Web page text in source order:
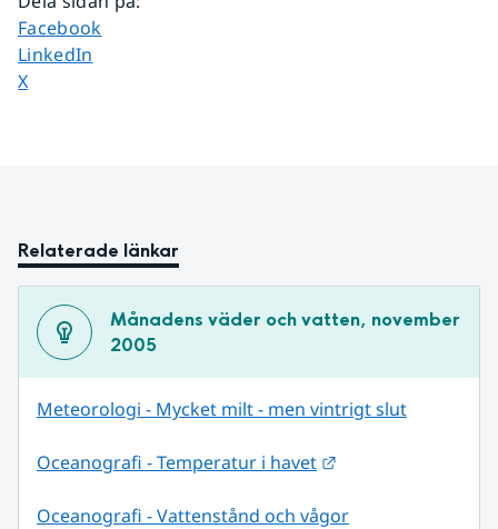
Dela sidan på
Facebook
Dela sidan på
LinkedIn
Dela sidan på
X
Relaterade länkar
Månadens väder och vatten, november
2005
Meteorologi - Mycket milt - men vintrigt slut
Oceanografi - Temperatur i havet
Oceanografi - Vattenstånd och vågor